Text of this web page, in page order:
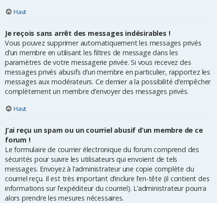
Haut
Je reçois sans arrêt des messages indésirables !
Vous pouvez supprimer automatiquement les messages privés
d’un membre en utilisant les filtres de message dans les
paramètres de votre messagerie privée. Si vous recevez des
messages privés abusifs d’un membre en particulier, rapportez les
messages aux modérateurs. Ce dernier a la possibilité d’empêcher
complètement un membre d’envoyer des messages privés.
Haut
J’ai reçu un spam ou un courriel abusif d’un membre de ce
forum !
Le formulaire de courrier électronique du forum comprend des
sécurités pour suivre les utilisateurs qui envoient de tels
messages. Envoyez à l’administrateur une copie complète du
courriel reçu. Il est très important d’inclure l’en-tête (il contient des
informations sur l’expéditeur du courriel). L’administrateur pourra
alors prendre les mesures nécessaires.